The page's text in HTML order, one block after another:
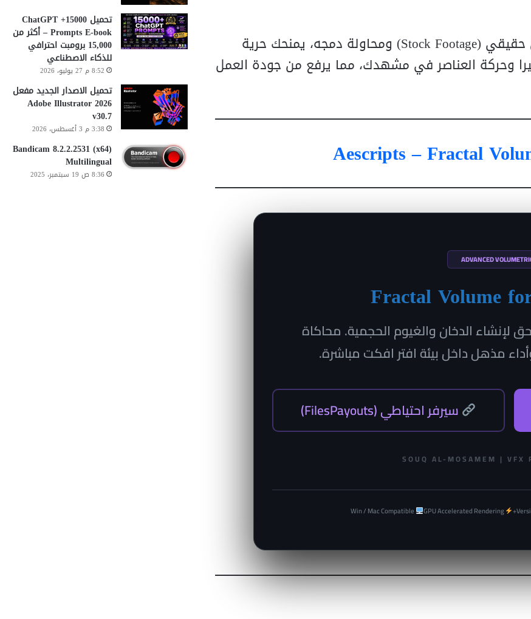
توفير الوقت هو العامل الأهم. بدلاً من تصوير دخان حقيقي (Stock Footage) ومحاولة دمجه، يمنحك حرية
وحركة العناصر في مشهدك، مما يرفع من جودة العمل
Aescripts – Fractal
ADVANCED
Fractal Volume
الدخان والغيوم الحجمية. محاكاة
مذهل داخل بيئة افتر افكت مباشرة.
سيرفر احتياطي (FilesPayouts)
SOUQ AL-MOSAMEM | VFX
GPU Accelerated Rendering
تحميل 15000+ ChatGPT
Prompts E-book – أكثر من
15,000 برومبت احترافي
للذكاء الاصطناعي
8:52 م 27 يوليو، 2026
تحميل الاصدار الجديد مفعل
Adobe Illustrator 2026
v30.7
3:38 م 3 أغسطس، 2026
Bandicam 8.2.2.2531 (x64)
Multilingual
8:36 ص 19 سبتمبر، 2025